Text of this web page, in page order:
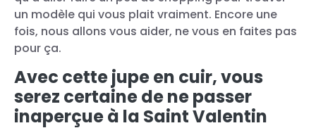
un modèle qui vous plait vraiment. Encore une
fois, nous allons vous aider, ne vous en faites pas
pour ça.
Avec cette jupe en cuir, vous
serez certaine de ne passer
inaperçue à la Saint Valentin